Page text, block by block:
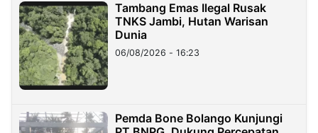
Tambang Emas Ilegal Rusak
TNKS Jambi, Hutan Warisan
Dunia
06/08/2026 - 16:23
Pemda Bone Bolango Kunjungi